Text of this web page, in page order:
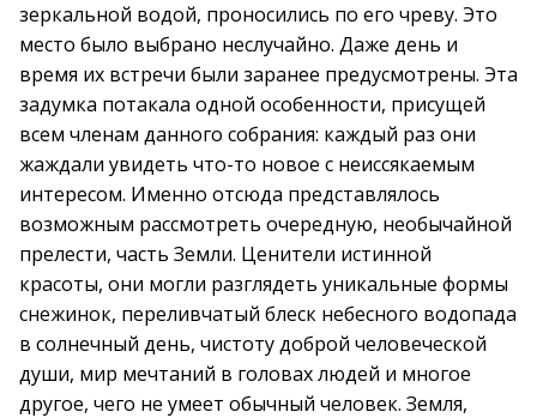
зеркальной водой, проносились по его чреву. Это
место было выбрано неслучайно. Даже день и
время их встречи были заранее предусмотрены. Эта
задумка потакала одной особенности, присущей
всем членам данного собрания: каждый раз они
жаждали увидеть что-то новое с неиссякаемым
интересом. Именно отсюда представлялось
возможным рассмотреть очередную, необычайной
прелести, часть Земли. Ценители истинной
красоты, они могли разглядеть уникальные формы
снежинок, переливчатый блеск небесного водопада
в солнечный день, чистоту доброй человеческой
души, мир мечтаний в головах людей и многое
другое, чего не умеет обычный человек. Земля,